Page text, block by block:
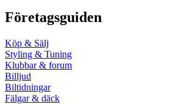
Företagsguiden
Köp & Sälj
Styling & Tuning
Klubbar & forum
Billjud
Biltidningar
Fälgar & däck